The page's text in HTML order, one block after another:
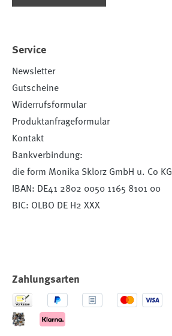
Service
Newsletter
Gutscheine
Widerrufsformular
Produktanfrageformular
Kontakt
Bankverbindung:
die form Monika Sklorz GmbH u. Co KG
IBAN: DE41 2802 0050 1165 8101 00
BIC: OLBO DE H2 XXX
Zahlungsarten